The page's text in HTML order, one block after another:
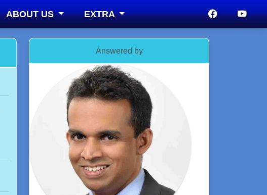
ABOUT US EXTRA
Answered by